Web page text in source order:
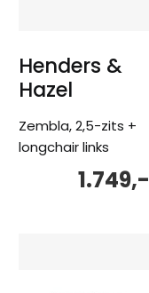
Henders &
Hazel
Zembla, 2,5-zits +
longchair links
1.749,-